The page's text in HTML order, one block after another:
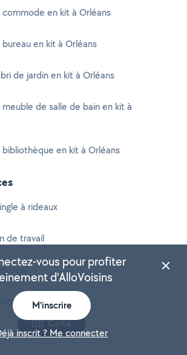
en kit à Orléans
en kit à Orléans
de jardin en kit à Orléans
de salle de bain en kit à
en kit à Orléans
à rideaux
de travail
trou
meuble
Carte
vous pour profiter
d'AlloVoisins
M'inscrire
inscrit ? Me connecter